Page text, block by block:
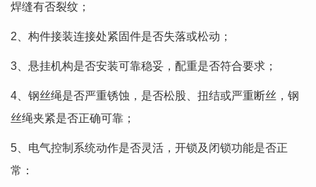
焊缝有否裂纹；
2、构件接装连接处紧固件是否失落或松动；
3、悬挂机构是否安装可靠稳妥，配重是否符合要求；
4、钢丝绳是否严重锈蚀，是否松股、扭结或严重断丝，钢
丝绳夹紧是否正确可靠；
5、电气控制系统动作是否灵活，开锁及闭锁功能是否正
常：